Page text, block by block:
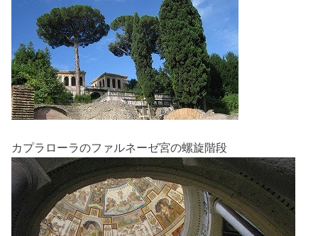
カプラローラのファルネーゼ宮の螺旋階段